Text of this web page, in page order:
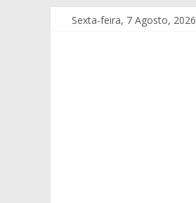
Sexta-feira, 7 Agosto, 2026